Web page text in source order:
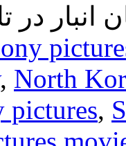
تاریخ 15/
, North
pictures,